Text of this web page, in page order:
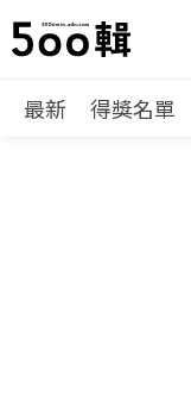
最新 得獎名單